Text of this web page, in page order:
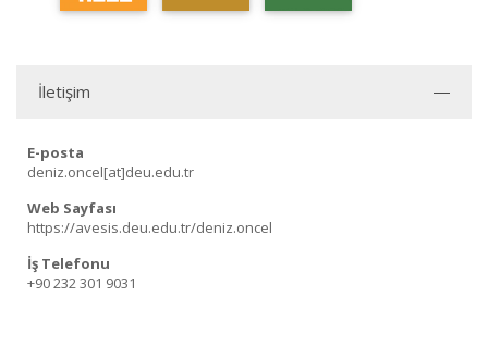
İletişim
E-posta
deniz.oncel[at]deu.edu.tr
Web Sayfası
https://avesis.deu.edu.tr/deniz.oncel
İş Telefonu
+90 232 301 9031